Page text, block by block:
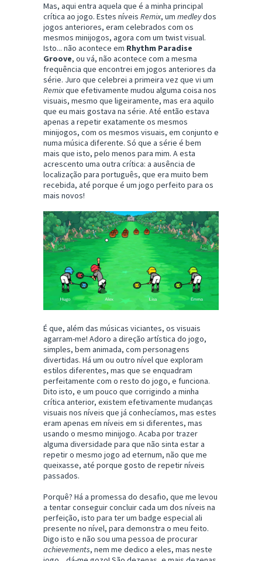
Mas, aqui entra aquela que é a minha principal
crítica ao jogo. Estes níveis Remix, um medleydos
jogos anteriores, eram celebrados com os
mesmos minijogos, agora com um twist visual.
Isto... não acontece em Rhythm Paradise
Groove, ou vá, não acontece com a mesma
frequência que encontrei em jogos anteriores da
série. Juro que celebrei a primeira vez que vi um
Remixque efetivamente mudou alguma coisa nos
visuais, mesmo que ligeiramente, mas era aquilo
que eu mais gostava na série. Até então estava
apenas a repetir exatamente os mesmos
minijogos, com os mesmos visuais, em conjunto e
numa música diferente. Só que a série é bem
mais que isto, pelo menos para mim. A esta
acrescento uma outra crítica: a ausência de
localização para português, que era muito bem
recebida, até porque é um jogo perfeito para os
mais novos!
É que, além das músicas viciantes, os visuais
agarram-me! Adoro a direção artística do jogo,
simples, bem animada, com personagens
divertidas. Há um ou outro nível que exploram
estilos diferentes, mas que se enquadram
perfeitamente com o resto do jogo, e funciona.
Dito isto, e um pouco que corrigindo a minha
crítica anterior, existem efetivamente mudanças
visuais nos níveis que já conhecíamos, mas estes
eram apenas em níveis em si diferentes, mas
usando o mesmo minijogo. Acaba por trazer
alguma diversidade para que não sinta estar a
repetir o mesmo jogo ad eternum, não que me
queixasse, até porque gosto de repetir níveis
passados.
Porquê? Há a promessa do desafio, que me levou
a tentar conseguir concluir cada um dos níveis na
perfeição, isto para ter um badge especial ali
presente no nível, para demonstra o meu feito.
Digo isto e não sou uma pessoa de procurar
achievements, nem me dedico a eles, mas neste